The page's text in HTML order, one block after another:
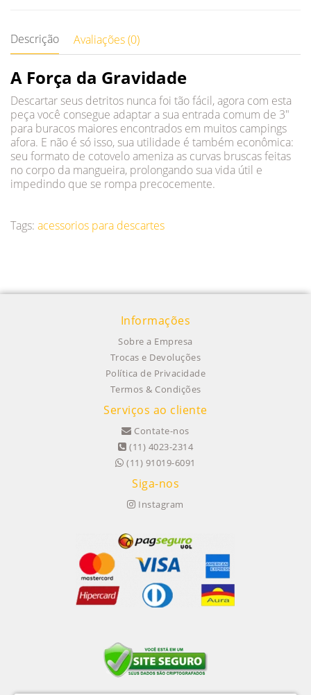
Descrição Avaliações (0)
A Força da Gravidade
Descartar seus detritos nunca foi tão fácil, agora com esta
peça você consegue adaptar a sua entrada comum de 3"
para buracos maiores encontrados em muitos campings
afora. E não é só isso, sua utilidade é também econômica:
seu formato de cotovelo ameniza as curvas bruscas feitas
no corpo da mangueira, prolongando sua vida útil e
impedindo que se rompa precocemente.
Tags: acessorios para descartes
Informações
Sobre a Empresa
Trocas e Devoluções
Política de Privacidade
Termos & Condições
Serviços ao cliente
Contate-nos
(11) 4023-2314
(11) 91019-6091
Siga-nos
Instagram